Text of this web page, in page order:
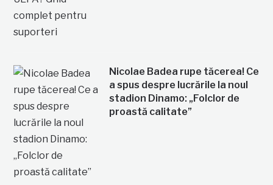
Nicolae Badea rupe tăcerea! Ce
a spus despre lucrările la noul
stadion Dinamo: „Folclor de
proastă calitate”